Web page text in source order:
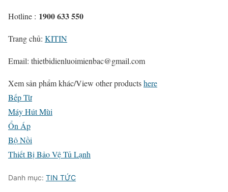
Hotline : 1900 633 550
Trang chủ: KITIN
Email: thietbidienluoimienbac@gmail.com
Xem sản phẩm khác/View other productshere
Bếp Từ
Máy Hút Mùi
Ổn Áp
Bộ Nồi
Thiết Bị Bảo Vệ Tủ Lạnh
Danh mục: TIN TỨC